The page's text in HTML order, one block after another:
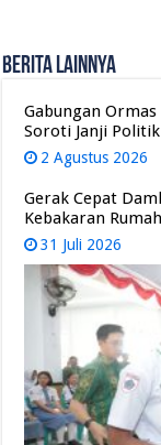
Berita Lainnya
Gabungan
Soroti Janji
2 Agustus 2026
Gerak Cepat
Kebakaran
31 Juli 2026